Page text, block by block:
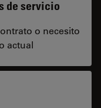
de servicio
o necesito
actual